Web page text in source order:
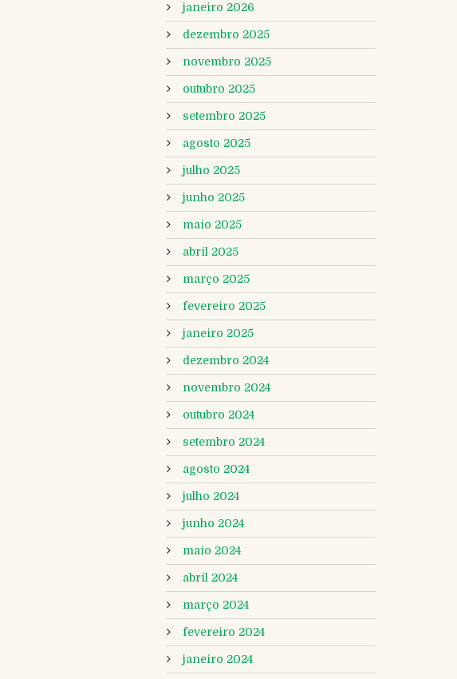
janeiro 2026
dezembro 2025
novembro 2025
outubro 2025
setembro 2025
agosto 2025
julho 2025
junho 2025
maio 2025
abril 2025
março 2025
fevereiro 2025
janeiro 2025
dezembro 2024
novembro 2024
outubro 2024
setembro 2024
agosto 2024
julho 2024
junho 2024
maio 2024
abril 2024
março 2024
fevereiro 2024
janeiro 2024